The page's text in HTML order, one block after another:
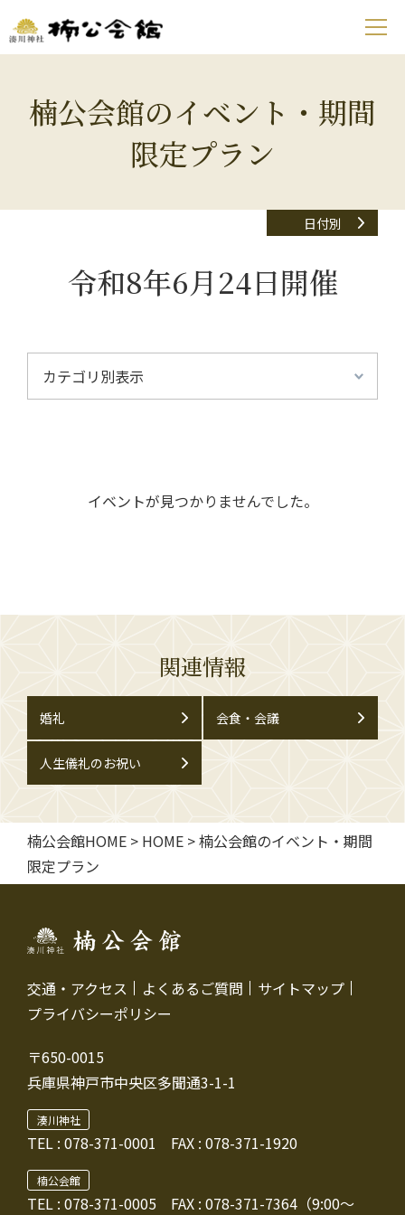
楠公会館のイベント・期間
限定プラン
日付別
令和8年6月24日開催
イベントが見つかりませんでした。
関連情報
婚礼 会食・会議
人生儀礼のお祝い
楠公会館HOME > HOME >楠公会館のイベント・期間
限定プラン
交通・アクセス よくあるご質問
サイトマップ
プライバシーポリシー
〒650-0015
兵庫県神戸市中央区多聞通3-1-1
湊川神社
TEL : 078-371-0001 FAX : 078-371-1920
楠公会館
TEL : 078-371-0005 FAX : 078-371-7364（9:00～